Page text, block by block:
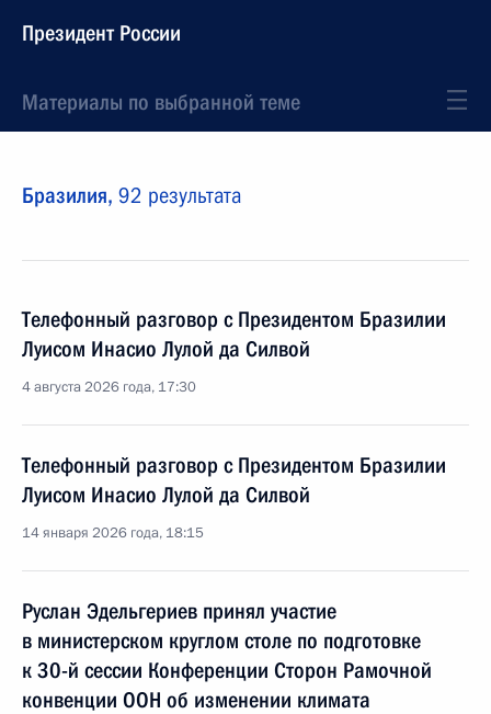
Президент России
Материалы по выбранной теме
Бразилия, 92 результата
Телефонный разговор с Президентом Бразилии
Луисом Инасио Лулой да Силвой
4 августа 2026 года, 17:30
Телефонный разговор с Президентом Бразилии
Луисом Инасио Лулой да Силвой
14 января 2026 года, 18:15
Руслан Эдельгериев принял участие
в министерском круглом столе по подготовке
к 30-й сессии Конференции Сторон Рамочной
конвенции ООН об изменении климата